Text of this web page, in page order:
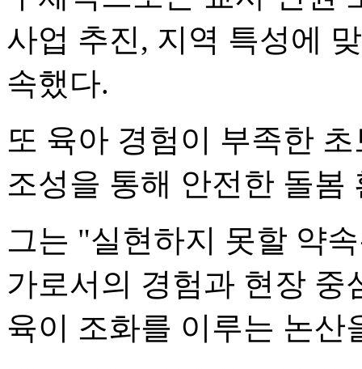
사업 추진, 지역 특성에
속했다.
또 육아 경험이 부족한
조성을 통해 안전한 돌봄
그는 "실현하지 못할 약
가로서의 경험과 현장 중
육이 조화를 이루는 논산